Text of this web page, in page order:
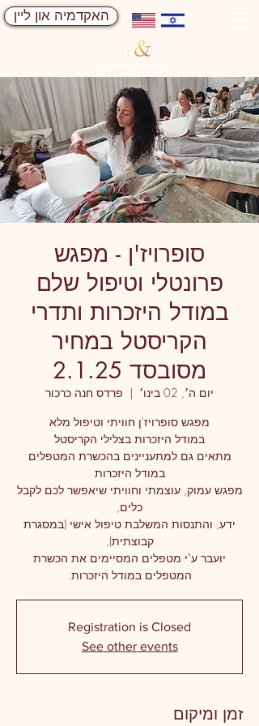
האקדמיה און ליין
סופרויז'ן - מפגש
פרונטלי וטיפול שלם
במודל היזכרות ותדרי
הקריסטל במחיר
מסובסד 2.1.25
יום ה׳, 02 בינו׳
  |
פרדס חנה כרכור
מפגש עמוק, עוצמתי וחוויתי שיאפשר לכם לקבל
ידע, והתנסות המשלבת טיפול אישי (במסגרת
יועבר ע"י מטפלים המסיימים את הכשרת
המטפלים במודל היזכרות.
Registration is Closed
See other events
זמן ומיקום